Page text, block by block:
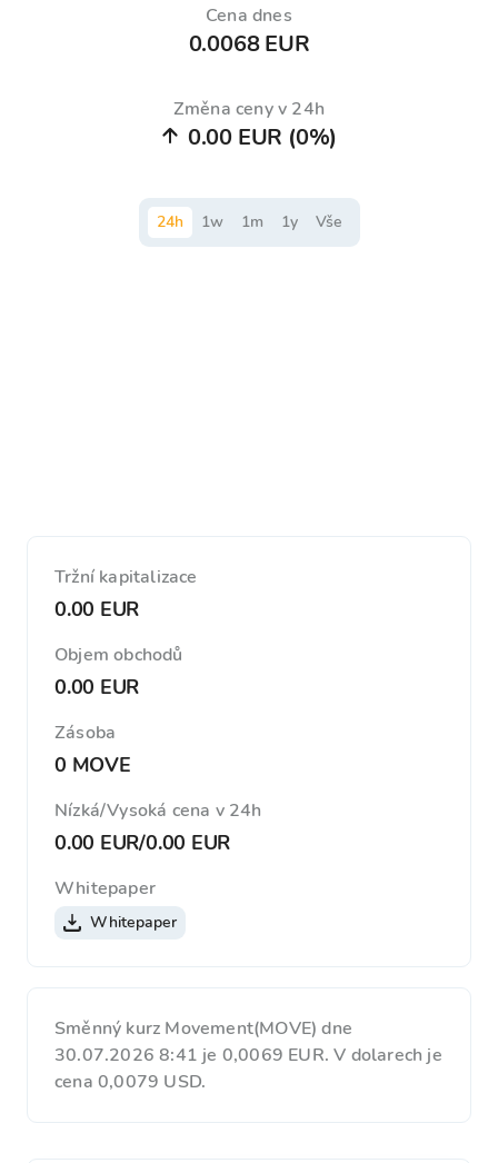
Cena dnes
0.0068 EUR
Změna ceny v 24h
0.00 EUR (0%)
24h 1w 1m 1y Vše
Tržní kapitalizace
0.00 EUR
Objem obchodů
0.00 EUR
Zásoba
0 MOVE
Nízká/Vysoká cena v 24h
0.00 EUR/0.00 EUR
Whitepaper
Whitepaper
Směnný kurz Movement(MOVE) dne
30.07.2026 8:41 je 0,0069 EUR. V dolarech je
cena 0,0079 USD.